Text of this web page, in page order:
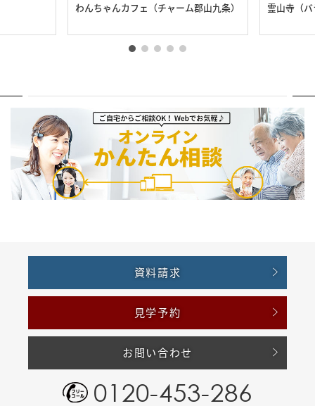
わんちゃんカフェ（チャーム郡山九条） 霊山寺（
資料請求
見学予約
お問い合わせ
0120-453-286